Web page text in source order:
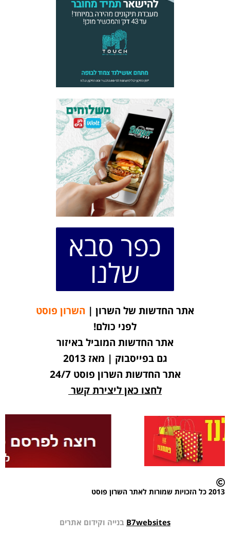
כפר סבא
שלנו
אתר החדשות של השרון | השרון פוסט
לפני כולם!
אתר החדשות המוביל באיזור
גם בפייסבוק | מאז 2013
אתר החדשות השרון פוסט 24/7
לחצו כאן ליצירת קשר
2013 כל הזכויות שמורות לאתר השרון פוסט
B7websites